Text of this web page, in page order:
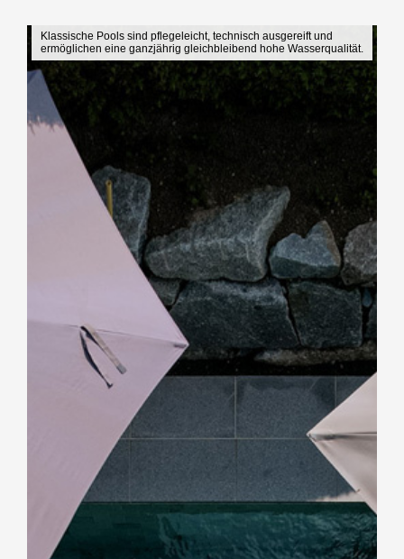
Klassische Pools sind pflegeleicht, technisch ausgereift und
ermöglichen eine ganzjährig gleichbleibend hohe Wasserqualität.